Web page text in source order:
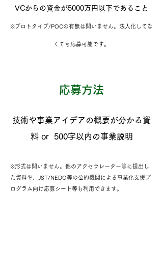
VCからの資金が5000万円以下であること
※プロトタイプ/POCの有無は問いません。法人化してな
くても応募可能です。
​応募方法
技術や事業アイデアの概要が分かる資
料 or 500字以内の事業説明
※形式は問いません。他のアクセラレーター等に提出し
た資料や、JST/NEDO等の公的機関による事業化支援プ
ログラム向け応募シート等も利用できます。